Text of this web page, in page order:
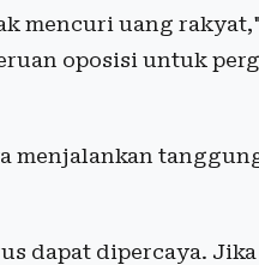
mencuri uang
oposisi untuk
menjalankan
dapat dipercaya.